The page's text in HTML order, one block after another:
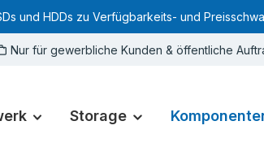
und HDDs zu Verfügbarkeits- und
Nur für gewerbliche Kunden & öffentliche
Storage